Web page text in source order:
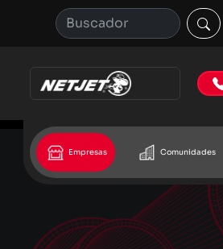
Empresas Comunidades